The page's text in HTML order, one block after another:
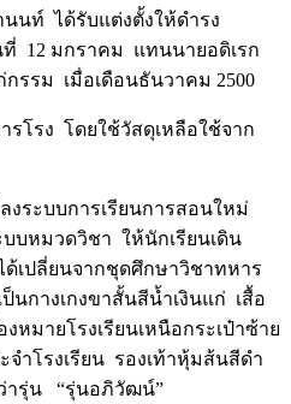
นท์ ได้รับแต่งตั้งให้ดำรง
12 มกราคม แทนนายอดิเรก
รรม เมื่อเดือนธันวาคม 2500
โรง โดยใช้วัสดุเหลือใช้จาก
งระบบการเรียนการสอนใหม่
บบหมวดวิชา ให้นักเรียนเดิน
ด้เปลี่ยนจากชุดศึกษาวิชาทหาร
นกางเกงขาสั้นสีน้ำเงินแก่ เสื้อ
หมายโรงเรียนเหนือกระเป๋าซ้าย
ำโรงเรียน รองเท้าหุ้มส้นสีดำ
ว่ารุ่น “รุ่นอภิวัฒน์”